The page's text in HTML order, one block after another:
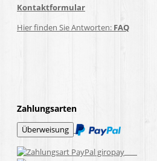
Kontaktformular
Hier finden Sie Antworten: FAQ
Zahlungsarten